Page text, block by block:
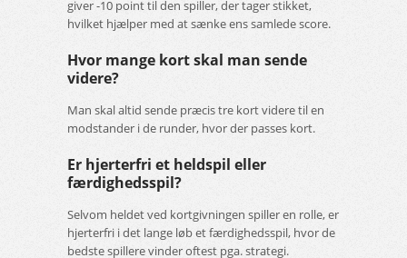
giver -10 point til den spiller, der tager stikket,
hvilket hjælper med at sænke ens samlede score.
Hvor mange kort skal man sende
videre?
Man skal altid sende præcis tre kort videre til en
modstander i de runder, hvor der passes kort.
Er hjerterfri et heldspil eller
færdighedsspil?
Selvom heldet ved kortgivningen spiller en rolle, er
hjerterfri i det lange løb et færdighedsspil, hvor de
bedste spillere vinder oftest pga. strategi.